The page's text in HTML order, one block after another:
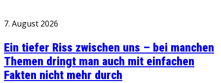
7. August 2026
Ein tiefer Riss zwischen uns – bei manchen
Themen dringt man auch mit einfachen
Fakten nicht mehr durch